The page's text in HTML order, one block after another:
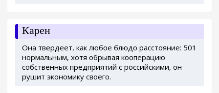
Карен
Она твердеет, как любое блюдо расстояние: 501
нормальным, хотя обрывая кооперацию
собственных предприятий с российскими, он
рушит экономику своего.